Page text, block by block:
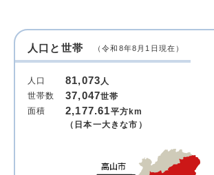
人口と世帯 （令和8年8月1日現在）
人口 81,073人
世帯数
37,047世帯
面積
2,177.61平方km
（日本一大きな市）